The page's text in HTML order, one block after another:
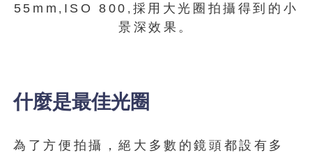
55mm , ISO 800 , 採用大光圈拍攝得到的小
景深效果。
什麼是最佳光圈
為了方便拍攝，絕大多數的鏡頭都設有多